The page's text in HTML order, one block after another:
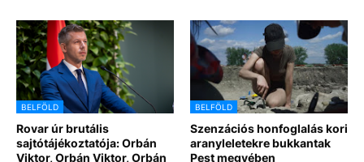
BELFÖLD
Rovar úr brutális
sajtótájékoztatója: Orbán
Viktor, Orbán Viktor, Orbán
BELFÖLD
Szenzációs honfoglalás kori
aranyleletekre bukkantak
Pest megyében